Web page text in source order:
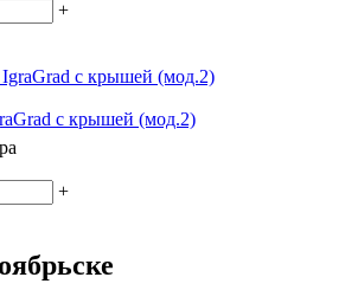
+
с крышей (мод.2)
+